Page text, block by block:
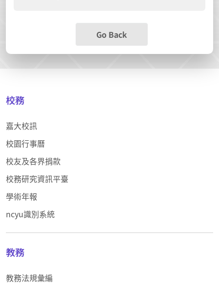
Go Back
校務
嘉大校訊
校園行事曆
校友及各界捐款
校務研究資訊平臺
學術年報
ncyu識別系統
教務
教務法規彙編